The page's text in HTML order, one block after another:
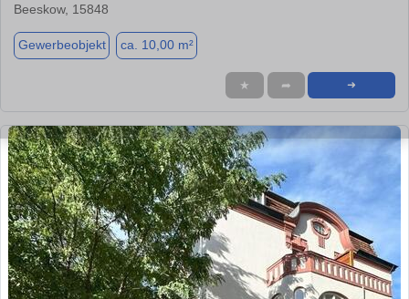
Beeskow, 15848
Gewerbeobjekt ca. 10,00 m²
★ ➦ ➜